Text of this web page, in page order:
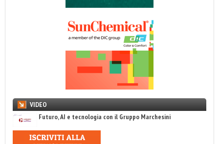
VIDEO
Futuro, AI e tecnologia con il Gruppo Marchesini